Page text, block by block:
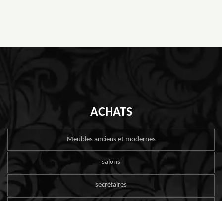
ACHATS
Meubles anciens et modernes
salons
secrétaires